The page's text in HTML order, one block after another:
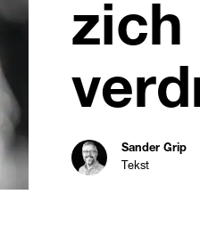
zich
Sander Grip
Tekst